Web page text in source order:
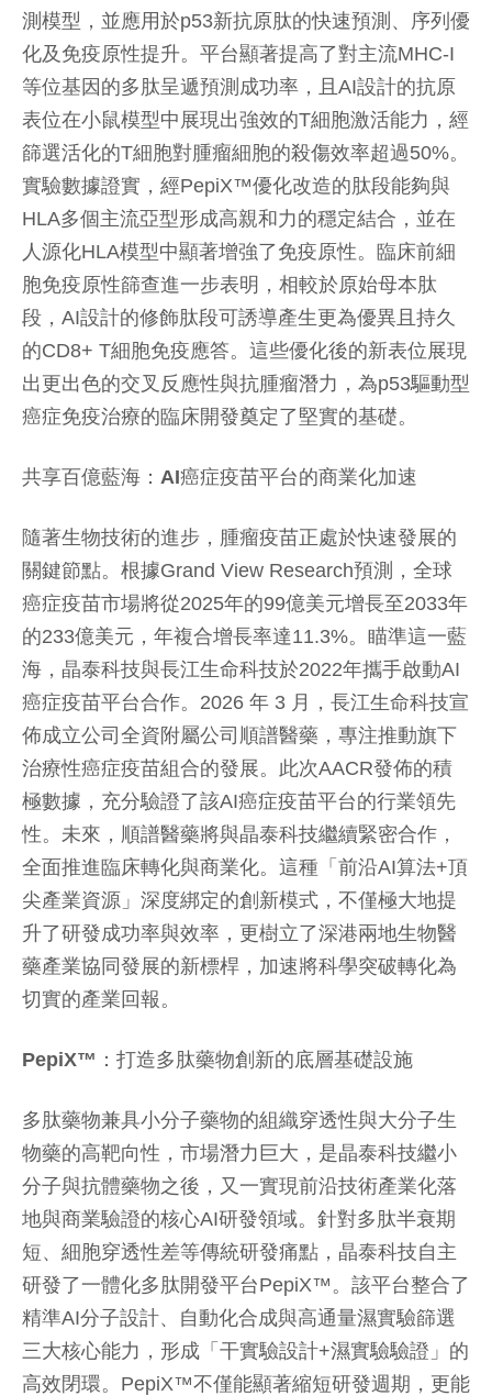
測模型，並應用於p53新抗原肽的快速預測、序列優
化及免疫原性提升。 平台顯著提高了對主流MHC-I
等位基因的多肽呈遞預測成功率，且AI設計的抗原
表位在小鼠模型中展現出強效的T細胞激活能力，經
篩選活化的T細胞對腫瘤細胞的殺傷效率超過50%。
實驗數據證實，經PepiX™優化改造的肽段能夠與
HLA多個主流亞型形成高親和力的穩定結合，並在
人源化HLA模型中顯著增強了免疫原性。臨床前細
胞免疫原性篩查進一步表明，相較於原始母本肽
段，AI設計的修飾肽段可誘導產生更為優異且持久
的CD8+ T細胞免疫應答。這些優化後的新表位展現
出更出色的交叉反應性與抗腫瘤潛力，為p53驅動型
癌症免疫治療的臨床開發奠定了堅實的基礎。
共享百億藍海： AI癌症疫苗平台的商業化加速
隨著生物技術的進步，腫瘤疫苗正處於快速發展的
關鍵節點。根據Grand View Research預測，全球
癌症疫苗市場將從2025年的99億美元增長至2033年
的233億美元，年複合增長率達11.3%。瞄準這一藍
海，晶泰科技與長江生命科技於2022年攜手啟動AI
癌症疫苗平台合作。2026 年 3 月，長江生命科技宣
佈成立公司全資附屬公司順譜醫藥，專注推動旗下
治療性癌症疫苗組合的發展。此次AACR發佈的積
極數據，充分驗證了該AI癌症疫苗平台的行業領先
性。未來，順譜醫藥將與晶泰科技繼續緊密合作，
全面推進臨床轉化與商業化。這種「前沿AI算法+頂
尖產業資源」深度綁定的創新模式，不僅極大地提
升了研發成功率與效率，更樹立了深港兩地生物醫
藥產業協同發展的新標桿，加速將科學突破轉化為
切實的產業回報。
PepiX™ ：打造多肽藥物創新的底層基礎設施
多肽藥物兼具小分子藥物的組織穿透性與大分子生
物藥的高靶向性，市場潛力巨大，是晶泰科技繼小
分子與抗體藥物之後，又一實現前沿技術產業化落
地與商業驗證的核心AI研發領域。針對多肽半衰期
短、細胞穿透性差等傳統研發痛點，晶泰科技自主
研發了一體化多肽開發平台PepiX™。該平台整合了
精準AI分子設計、自動化合成與高通量濕實驗篩選
三大核心能力，形成「干實驗設計+濕實驗驗證」的
高效閉環。PepiX™不僅能顯著縮短研發週期，更能